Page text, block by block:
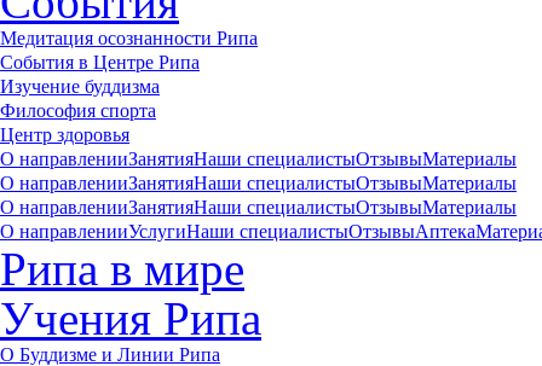
Медитация осознанности Рипа
События в Центре Рипа
Изучение буддизма
Философия спорта
Центр здоровья
О направленииЗанятияНаши специалистыОтзывыМатериалы
О направленииЗанятияНаши специалистыОтзывыМатериалы
О направленииЗанятияНаши специалистыОтзывыМатериалы
О направленииУслугиНаши специалистыОтзывыАптека
Рипа в мире
Учения Рипа
О Буддизме и Линии Рипа